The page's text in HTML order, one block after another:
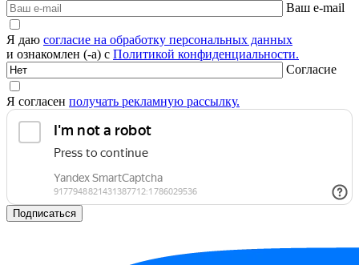
Ваш e-mail
Я даю согласие на обработку персональных данных
и ознакомлен (-а) с Политикой конфиденциальности.
Согласие
Я согласен получать рекламную рассылку.